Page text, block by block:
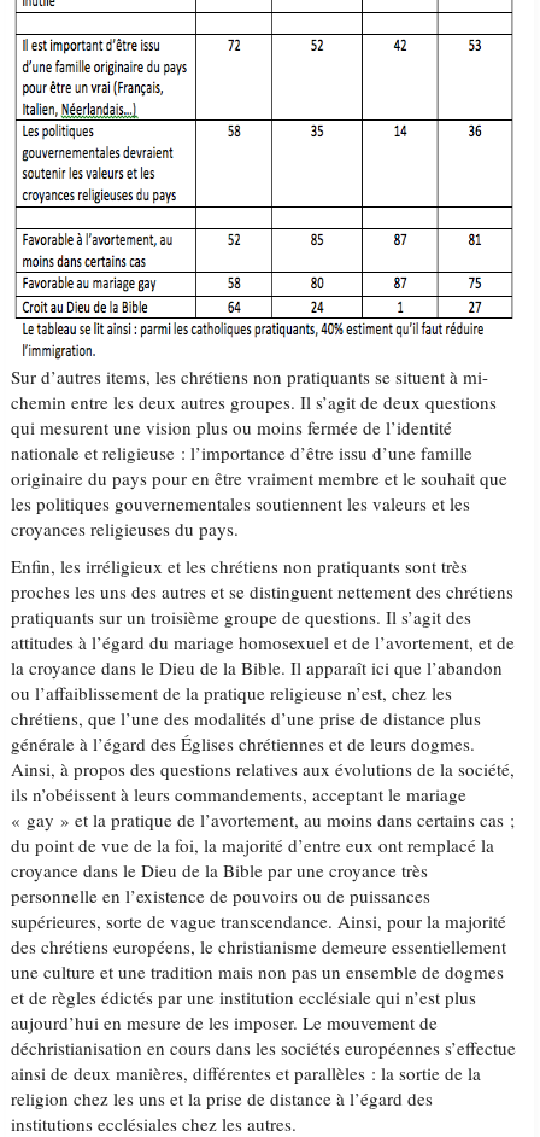
Sur d’autres items, les chrétiens non pratiquants se situent à mi-
chemin entre les deux autres groupes. Il s’agit de deux questions
qui mesurent une vision plus ou moins fermée de l’identité
nationale et religieuse : l’importance d’être issu d’une famille
originaire du pays pour en être vraiment membre et le souhait que
les politiques gouvernementales soutiennent les valeurs et les
croyances religieuses du pays.
Enfin, les irréligieux et les chrétiens non pratiquants sont très
proches les uns des autres et se distinguent nettement des chrétiens
pratiquants sur un troisième groupe de questions. Il s’agit des
attitudes à l’égard du mariage homosexuel et de l’avortement, et de
la croyance dans le Dieu de la Bible. Il apparaît ici que l’abandon
ou l’affaiblissement de la pratique religieuse n’est, chez les
chrétiens, que l’une des modalités d’une prise de distance plus
générale à l’égard des Églises chrétiennes et de leurs dogmes.
Ainsi, à propos des questions relatives aux évolutions de la société,
ils n’obéissent à leurs commandements, acceptant le mariage
« gay » et la pratique de l’avortement, au moins dans certains cas ;
du point de vue de la foi, la majorité d’entre eux ont remplacé la
croyance dans le Dieu de la Bible par une croyance très
personnelle en l’existence de pouvoirs ou de puissances
supérieures, sorte de vague transcendance. Ainsi, pour la majorité
des chrétiens européens, le christianisme demeure essentiellement
une culture et une tradition mais non pas un ensemble de dogmes
et de règles édictés par une institution ecclésiale qui n’est plus
aujourd’hui en mesure de les imposer. Le mouvement de
déchristianisation en cours dans les sociétés européennes s’effectue
ainsi de deux manières, différentes et parallèles : la sortie de la
religion chez les uns et la prise de distance à l’égard des
institutions ecclésiales chez les autres.